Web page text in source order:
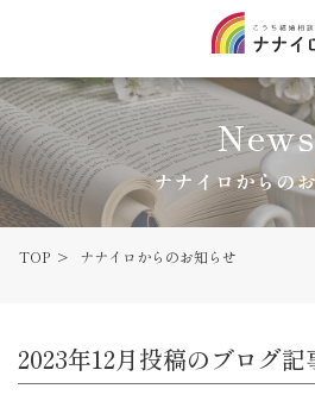
News
ナナイロからの
TOP ナナイロからのお知らせ
2023年12月投稿のブログ記